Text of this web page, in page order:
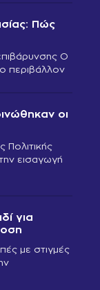
Πώς
Ο
περιβάλλον
οι
Πολιτικής
εισαγωγή
για
με στιγμές